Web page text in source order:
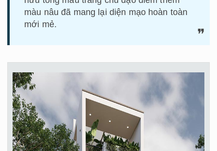
màu nâu đã mang lại diện mạo hoàn toàn
mới mẻ.